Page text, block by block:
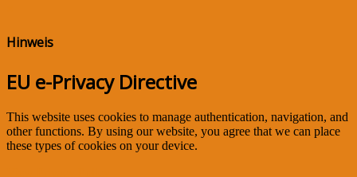
Hinweis
EU e-Privacy Directive
This website uses cookies to manage authentication, navigation, and
other functions. By using our website, you agree that we can place
these types of cookies on your device.